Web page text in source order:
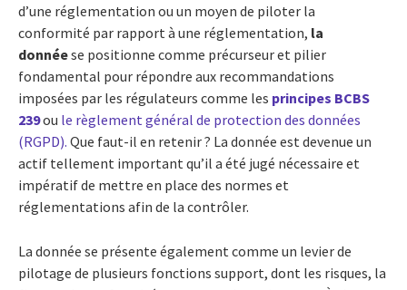
d’une réglementation ou un moyen de piloter la
conformité par rapport à une réglementation, la
donnéese positionne comme précurseur et pilier
fondamental pour répondre aux recommandations
imposées par les régulateurs comme les principes BCBS
239ou le règlement général de protection des données
(RGPD). Que faut-il en retenir ? La donnée est devenue un
actif tellement important qu’il a été jugé nécessaire et
impératif de mettre en place des normes et
réglementations afin de la contrôler.
La donnée se présente également comme un levier de
pilotage de plusieurs fonctions support, dont les risques, la